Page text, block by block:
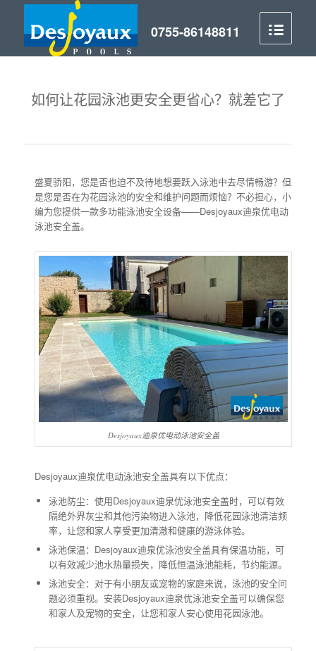
如何让花园泳池更安全更省心？就差它了
盛夏骄阳，您是否也迫不及待地想要跃入泳池中去尽情畅游？但
是您是否在为花园泳池的安全和维护问题而烦恼？不必担心，小
编为您提供一款多功能泳池安全设备——Desjoyaux迪泉优电动
泳池安全盖。
Desjoyaux迪泉优电动泳池安全盖
Desjoyaux迪泉优电动泳池安全盖具有以下优点：
泳池防尘：使用Desjoyaux迪泉优泳池安全盖时，可以有效
隔绝外界灰尘和其他污染物进入泳池，降低花园泳池清洁频
率，让您和家人享受更加清澈和健康的游泳体验。
泳池保温：Desjoyaux迪泉优泳池安全盖具有保温功能，可
以有效减少池水热量损失，降低恒温泳池能耗，节约能源。
泳池安全：对于有小朋友或宠物的家庭来说，泳池的安全问
题必须重视。安装Desjoyaux迪泉优泳池安全盖可以确保您
和家人及宠物的安全，让您和家人安心使用花园泳池。